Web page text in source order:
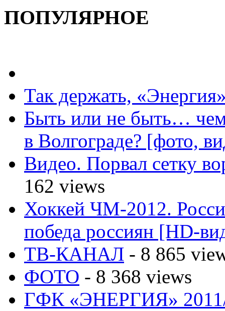
ПОПУЛЯРНОЕ
Так держать,
Быть или не быть…
в Волгограде? [фото,
Видео. Порвал сетку
162 views
Хоккей ЧМ-2012.
победа россиян [HD-
ТВ-КАНАЛ - 8 865
ФОТО - 8 368 views
ГФК «ЭНЕРГИЯ»